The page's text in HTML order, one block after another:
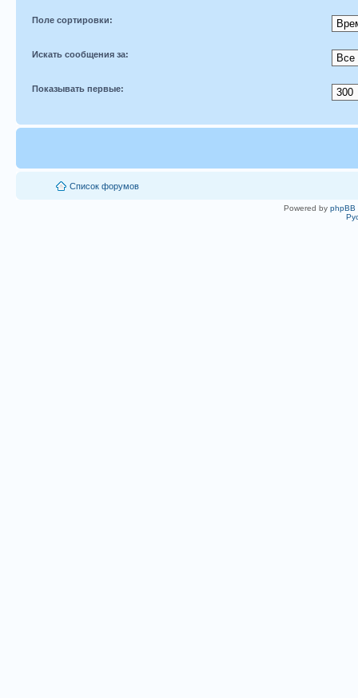
Поле сортировки:
Искать сообщения за:
Показывать первые:
Список форумов
Powered by phpBB